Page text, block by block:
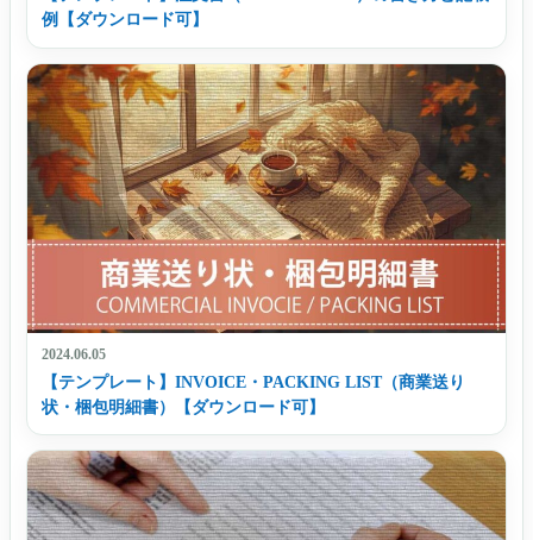
例【ダウンロード可】
2024.06.05
【テンプレート】INVOICE・PACKING LIST（商業送り
状・梱包明細書）【ダウンロード可】